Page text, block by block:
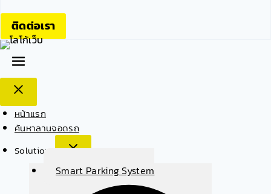
ติดต่อเรา
หน้าแรก
ค้นหาลานจอดรถ
Solutions
Smart Parking System